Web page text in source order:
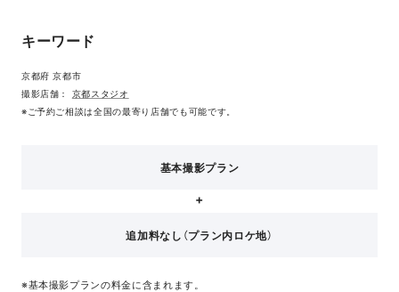
キーワード
京都府 京都市
撮影店舗： 京都スタジオ
※ご予約ご相談は全国の最寄り店舗でも可能です。
基本撮影プラン
追加料なし（プラン内ロケ地）
※基本撮影プランの料金に含まれます。